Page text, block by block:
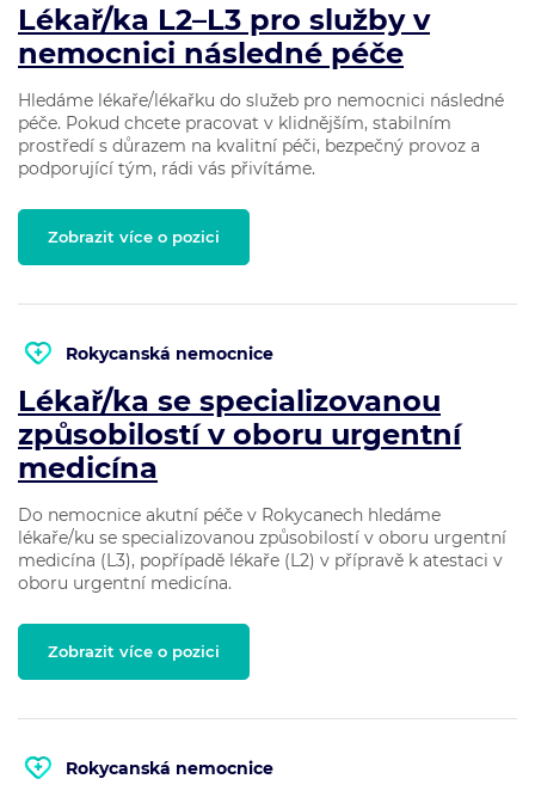
Lékař/ka L2–L3 pro služby v
nemocnici následné péče
Hledáme lékaře/lékařku do služeb pro nemocnici následné
péče. Pokud chcete pracovat v klidnějším, stabilním
prostředí s důrazem na kvalitní péči, bezpečný provoz a
podporující tým, rádi vás přivítáme.
Zobrazit více o pozici
Rokycanská nemocnice
Lékař/ka se specializovanou
způsobilostí v oboru urgentní
medicína
Do nemocnice akutní péče v Rokycanech hledáme
lékaře/ku se specializovanou způsobilostí v oboru urgentní
medicína (L3), popřípadě lékaře (L2) v přípravě k atestaci v
oboru urgentní medicína.
Zobrazit více o pozici
Rokycanská nemocnice